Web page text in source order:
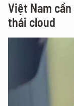
Việt Nam
thái cloud